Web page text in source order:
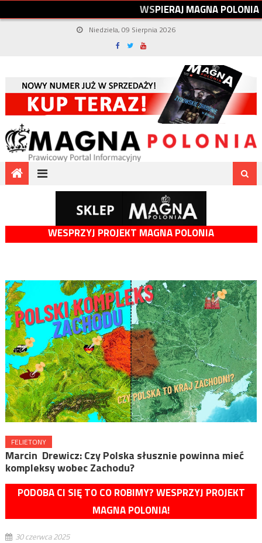
WSPIERAJMAGNAPOLONIA
Niedziela, 09 Sierpnia 2026
WESPRZYJ PROJEKT MAGNA POLONIA
FELIETONY
Marcin Drewicz: Czy Polska słusznie powinna mieć
kompleksy wobec Zachodu?
PODOBA CI SIĘ TO CO ROBIMY? WESPRZYJ PROJEKT
MAGNA POLONIA!
30 czerwca 2025